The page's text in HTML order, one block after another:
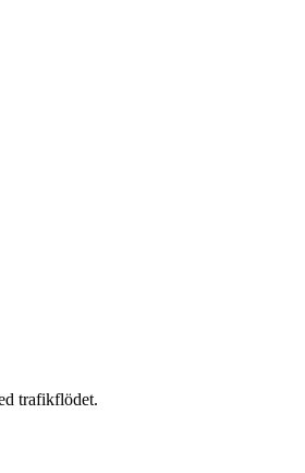
trafikflödet.